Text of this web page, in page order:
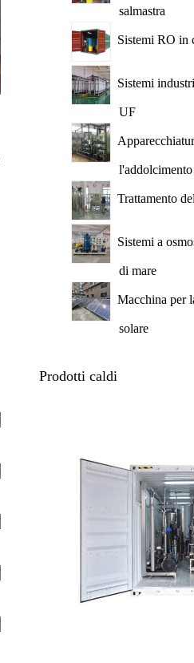
salmastra
Sistemi RO in
Sistemi
UF
Trattamento
Sistemi a
di mare
Macchina per
solare
Prodotti caldi